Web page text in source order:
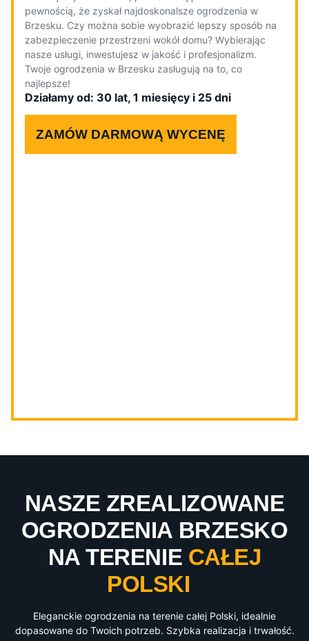
pewnością, że zyskał najdoskonalsze ogrodzenia w
Brzesku. Czy można sobie wyobrazić lepszy sposób na
zabezpieczenie przestrzeni wokół domu? Wybierając
nasze usługi, inwestujesz w jakość i profesjonalizm.
Twoje ogrodzenia w Brzesku zasługują na to, co
najlepsze!
Działamy od: 30 lat, 1 miesięcy i 25 dni
ZAMÓW DARMOWĄ WYCENĘ
NASZE ZREALIZOWANE
OGRODZENIA BRZESKO
NA TERENIE CAŁEJ
POLSKI
Eleganckie ogrodzenia na terenie całej Polski, idealnie
dopasowane do Twoich potrzeb. Szybka realizacja i trwałość.